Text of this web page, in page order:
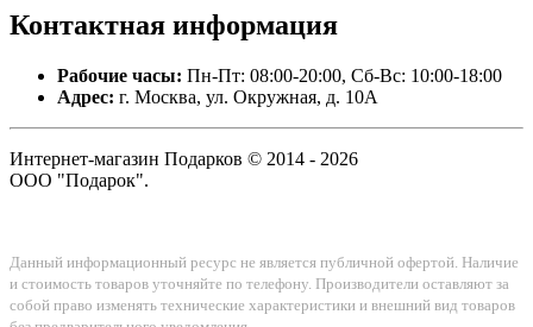
Контактная информация
Рабочие часы: Пн-Пт: 08:00-20:00, Сб-Вс: 10:00-18:00
Адрес: г. Москва, ул. Окружная, д. 10А
Интернет-магазин Подарков © 2014 - 2026
ООО "Подарок".
Данный информационный ресурс не является публичной офертой. Наличие
и стоимость товаров уточняйте по телефону. Производители оставляют за
собой право изменять технические характеристики и внешний вид товаров